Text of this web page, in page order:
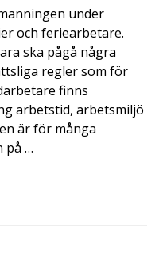
under
och feriearbetare.
ska pågå några
regler som för
finns
arbetstid, arbetsmiljö
är för många
på …